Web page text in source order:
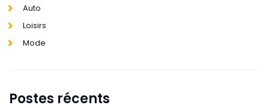
Auto
Loisirs
Mode
Postes récents